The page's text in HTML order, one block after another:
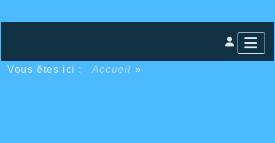
Vous êtes ici : Accueil »